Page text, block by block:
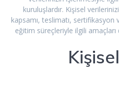
kuruluşlardır. Kişisel
kapsamı, teslimatı,
eğitim süreçleriyle ilgili